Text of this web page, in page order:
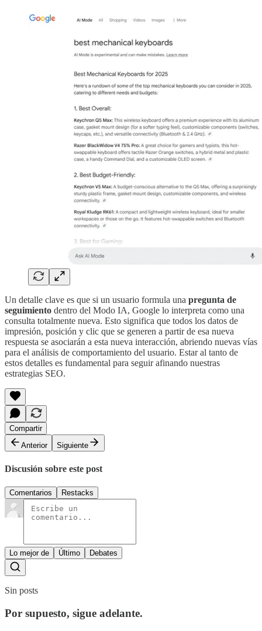
Un detalle clave es que si un usuario formula una pregunta de
seguimiento dentro del Modo IA, Google lo interpreta como una
consulta totalmente nueva. Esto significa que todos los datos de
impresión, posición y clic que se generen a partir de esa nueva
respuesta se asociarán a esta nueva interacción, abriendo nuevas vías
para el análisis de comportamiento del usuario. Estar al tanto de
estos detalles es fundamental para seguir afinando nuestras
estrategias SEO.
Compartir
Anterior
Siguiente
Discusión sobre este post
Comentarios Restacks
Lo mejor de Último Debates
Sin posts
Por supuesto, sigue adelante.